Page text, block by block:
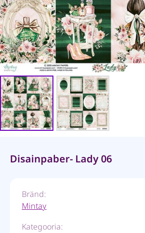
Disainpaber- Lady 06
Bränd:
Mintay
Kategooria: